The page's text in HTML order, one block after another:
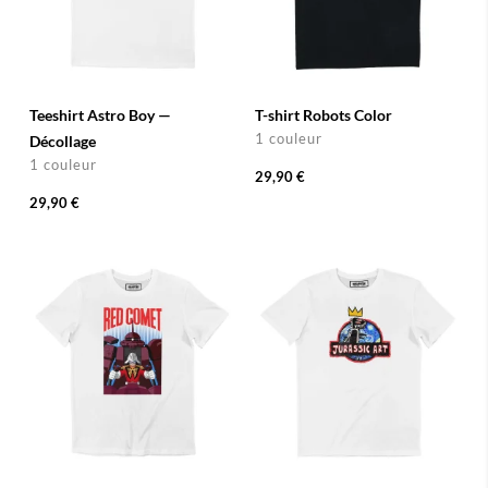
Teeshirt Astro Boy —
Décollage
1 couleur
29,90 €
T-shirt Robots Color
1 couleur
29,90 €